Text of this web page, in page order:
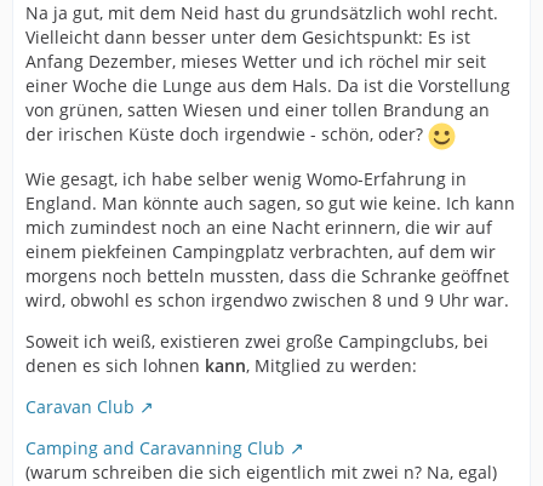
Na ja gut, mit dem Neid hast du grundsätzlich wohl recht.
Vielleicht dann besser unter dem Gesichtspunkt: Es ist
Anfang Dezember, mieses Wetter und ich röchel mir seit
einer Woche die Lunge aus dem Hals. Da ist die Vorstellung
von grünen, satten Wiesen und einer tollen Brandung an
der irischen Küste doch irgendwie - schön, oder?
Wie gesagt, ich habe selber wenig Womo-Erfahrung in
England. Man könnte auch sagen, so gut wie keine. Ich kann
mich zumindest noch an eine Nacht erinnern, die wir auf
einem piekfeinen Campingplatz verbrachten, auf dem wir
morgens noch betteln mussten, dass die Schranke geöffnet
wird, obwohl es schon irgendwo zwischen 8 und 9 Uhr war.
Soweit ich weiß, existieren zwei große Campingclubs, bei
denen es sich lohnen kann, Mitglied zu werden:
Caravan Club
Camping and Caravanning Club
(warum schreiben die sich eigentlich mit zwei n? Na, egal)